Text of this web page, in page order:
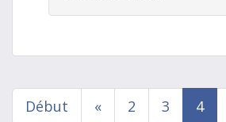
Début « 2 3 4